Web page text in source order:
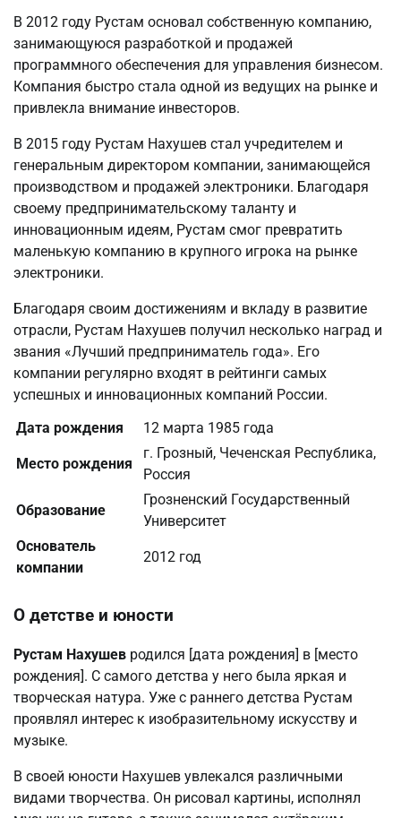
В 2012 году Рустам основал собственную компанию,
занимающуюся разработкой и продажей
программного обеспечения для управления бизнесом.
Компания быстро стала одной из ведущих на рынке и
привлекла внимание инвесторов.
В 2015 году Рустам Нахушев стал учредителем и
генеральным директором компании, занимающейся
производством и продажей электроники. Благодаря
своему предпринимательскому таланту и
инновационным идеям, Рустам смог превратить
маленькую компанию в крупного игрока на рынке
электроники.
Благодаря своим достижениям и вкладу в развитие
отрасли, Рустам Нахушев получил несколько наград и
звания «Лучший предприниматель года». Его
компании регулярно входят в рейтинги самых
успешных и инновационных компаний России.
Дата рождения
12 марта 1985 года
Место рождения
г. Грозный, Чеченская Республика,
Россия
Образование
Грозненский Государственный
Университет
Основатель
компании
2012 год
О детстве и юности
Рустам Нахушев родился [дата рождения] в [место
рождения]. С самого детства у него была яркая и
творческая натура. Уже с раннего детства Рустам
проявлял интерес к изобразительному искусству и
музыке.
В своей юности Нахушев увлекался различными
видами творчества. Он рисовал картины, исполнял